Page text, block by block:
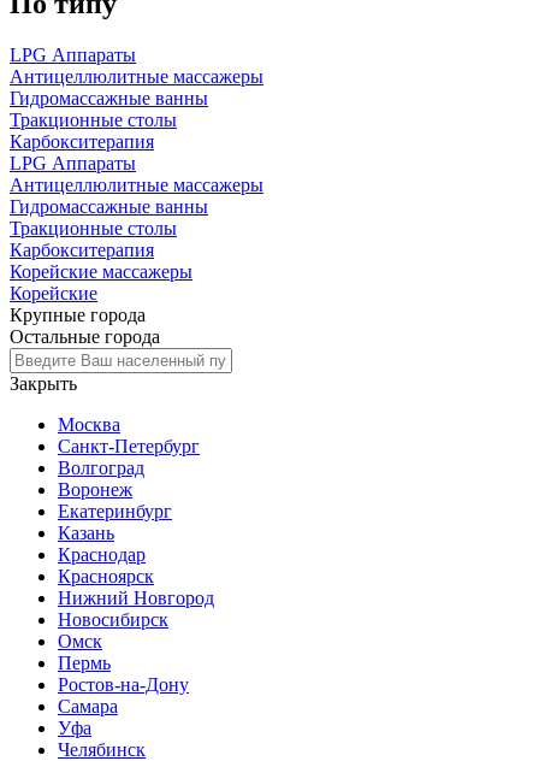
LPG Аппараты
Антицеллюлитные массажеры
Гидромассажные ванны
Тракционные столы
Карбокситерапия
LPG Аппараты
Антицеллюлитные массажеры
Гидромассажные ванны
Тракционные столы
Карбокситерапия
Корейские массажеры
Корейские
Крупные города
Остальные города
Закрыть
Москва
Санкт-Петербург
Волгоград
Воронеж
Екатеринбург
Казань
Краснодар
Красноярск
Нижний Новгород
Новосибирск
Омск
Пермь
Ростов-на-Дону
Самара
Уфа
Челябинск